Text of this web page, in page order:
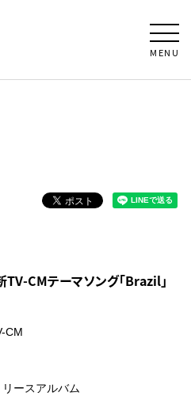
MENU
TV-CMテーマソング「Brazil」
CM
ースアルバム